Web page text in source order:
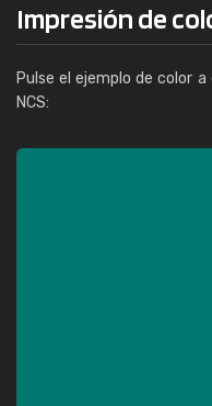
Impresión de
Pulse el ejemplo de color
NCS: